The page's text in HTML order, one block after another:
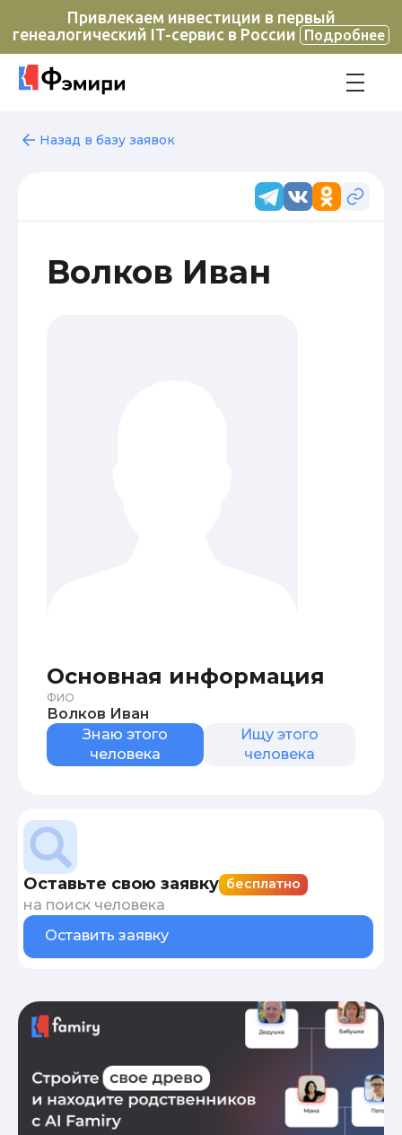
Привлекаем инвестиции в первый
генеалогический IT-сервис в России
Подробнее
Назад в базу заявок
Волков Иван
Основная информация
ФИО
Волков Иван
Знаю этого
человека
Ищу этого
человека
Оставьте свою заявку бесплатно
на поиск человека
Оставить заявку